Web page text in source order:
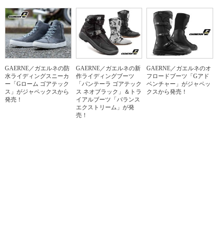
GAERNE／ガエルネの防
水ライディングスニーカ
ー「Gローム ゴアテック
ス」がジャペックスから
発売！
GAERNE／ガエルネの新
作ライディングブーツ
「パンテーラ ゴアテック
ス ネオブラック」＆トラ
イアルブーツ「バランス
エクストリーム」が発
売！
GAERNE／ガエルネのオ
フロードブーツ「Gアド
ベンチャー」がジャペッ
クスから発売！